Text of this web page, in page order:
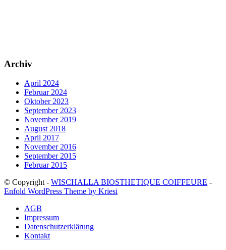
Archiv
April 2024
Februar 2024
Oktober 2023
September 2023
November 2019
August 2018
April 2017
November 2016
September 2015
Februar 2015
© Copyright - WISCHALLA BIOSTHETIQUE COIFFEURE -
Enfold WordPress Theme by Kriesi
AGB
Impressum
Datenschutzerklärung
Kontakt